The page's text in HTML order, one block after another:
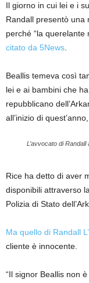
Il giorno in cui lei e i
Randall presentò una
perché “la querelante
citato da 5News
Beallis temeva così
lei e ai bambini che
repubblicano
all’inizio di
L’avvocato di
Rice ha detto di aver
disponibili attraverso
Polizia di Stato
Ma quello di Randall
cliente è innocente.
“Il signor Beallis non